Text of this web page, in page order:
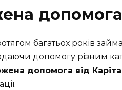
допомога
багатьох років
допомогу різним
допомога від